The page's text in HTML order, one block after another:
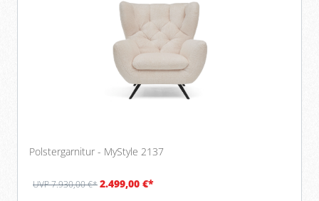
Polstergarnitur - MyStyle 2137
UVP 7.930,00 €*2.499,00 €*